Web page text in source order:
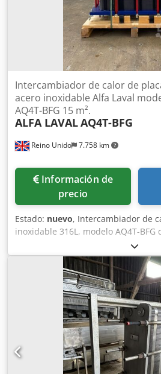
Reino Unido 7.758 km
Intercambiador de calor de
acero inoxidable Alfa Laval
AQ4T-BFG 15 m².
ALFA LAVALAQ4T-BFG
Información de
precio
Estado: nuevo, Intercambiador de
inoxidable 316L, modelo AQ4T-BFG
con una superficie de transferencia
de 15 m². La unidad está diseñada
trabajo de 12 bares a una
Cedpfozimvujx Ap Esha